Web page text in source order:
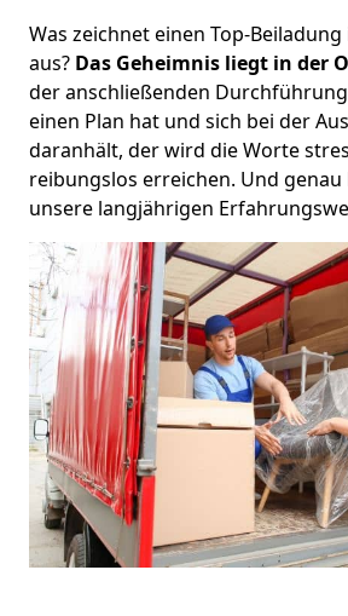
Was zeichnet einen Top-
aus? Das Geheimnis liegt in der
der anschließenden
einen Plan hat und sich bei der
daranhält, der wird die Worte
reibungslos erreichen. Und
unsere langjährigen